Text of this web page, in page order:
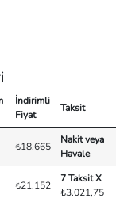
İndirimli
Fiyat
Taksit
₺18.665
Nakit veya
Havale
₺21.152
7 Taksit X
₺3.021,75